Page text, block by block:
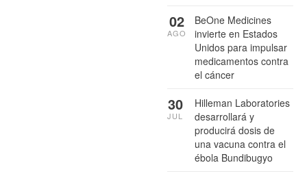
BeOne Medicines
invierte en Estados
Unidos para impulsar
medicamentos contra
el cáncer
02
AGO
Hilleman Laboratories
desarrollará y
producirá dosis de
una vacuna contra el
ébola Bundibugyo
30
JUL